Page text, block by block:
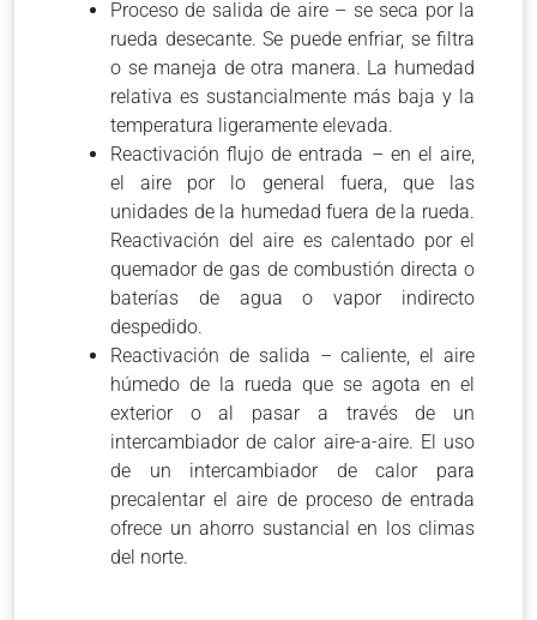
Proceso de salida de aire – se seca por la
rueda desecante. Se puede enfriar, se filtra
o se maneja de otra manera. La humedad
relativa es sustancialmente más baja y la
temperatura ligeramente elevada.
Reactivación flujo de entrada – en el aire,
el aire por lo general fuera, que las
unidades de la humedad fuera de la rueda.
Reactivación del aire es calentado por el
quemador de gas de combustión directa o
baterías de agua o vapor indirecto
despedido.
Reactivación de salida – caliente, el aire
húmedo de la rueda que se agota en el
exterior o al pasar a través de un
intercambiador de calor aire-a-aire. El uso
de un intercambiador de calor para
precalentar el aire de proceso de entrada
ofrece un ahorro sustancial en los climas
del norte.